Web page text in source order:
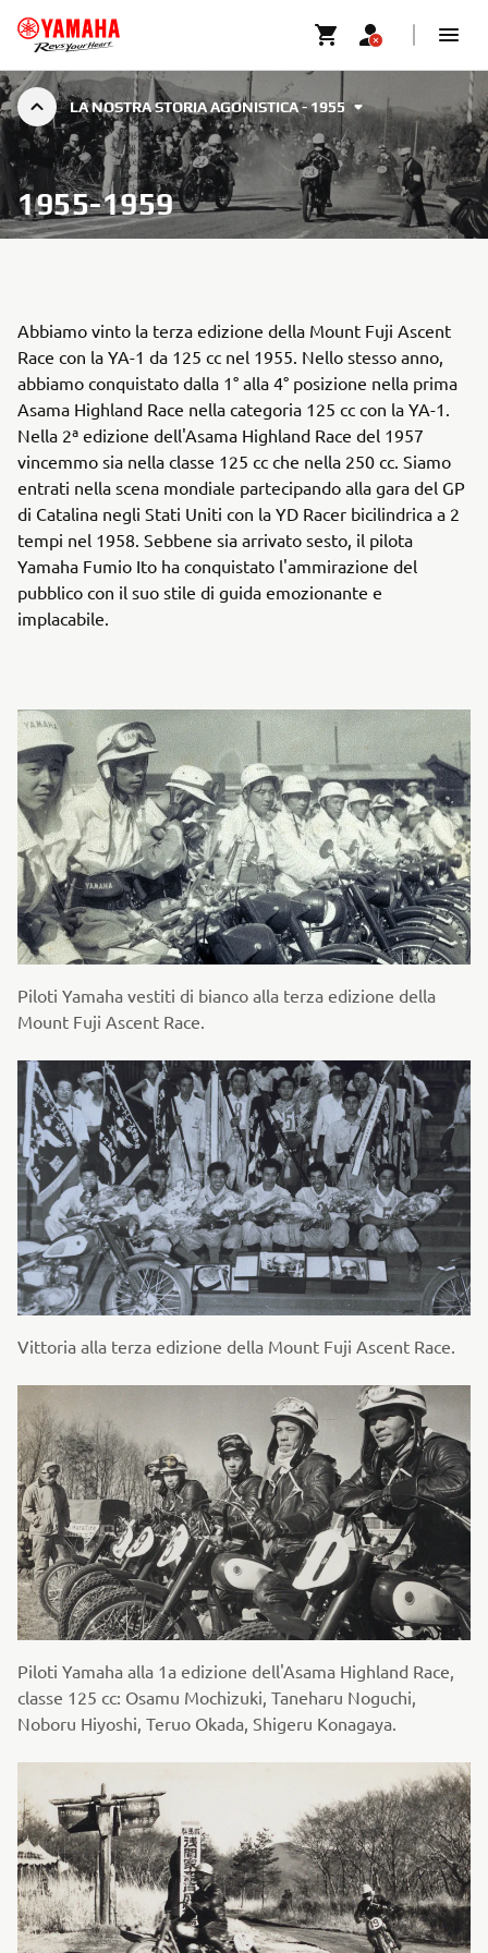
LA NOSTRA STORIA AGONISTICA - 1955
1955-1959
Abbiamo vinto la terza edizione della Mount Fuji Ascent
Race con la YA-1 da 125 cc nel 1955. Nello stesso anno,
abbiamo conquistato dalla 1° alla 4° posizione nella prima
Asama Highland Race nella categoria 125 cc con la YA-1.
Nella 2ª edizione dell'Asama Highland Race del 1957
vincemmo sia nella classe 125 cc che nella 250 cc. Siamo
entrati nella scena mondiale partecipando alla gara del GP
di Catalina negli Stati Uniti con la YD Racer bicilindrica a 2
tempi nel 1958. Sebbene sia arrivato sesto, il pilota
Yamaha Fumio Ito ha conquistato l'ammirazione del
pubblico con il suo stile di guida emozionante e
implacabile.
Piloti Yamaha vestiti di bianco alla terza edizione della
Mount Fuji Ascent Race.
Vittoria alla terza edizione della Mount Fuji Ascent Race.
Piloti Yamaha alla 1a edizione dell'Asama Highland Race,
classe 125 cc: Osamu Mochizuki, Taneharu Noguchi,
Noboru Hiyoshi, Teruo Okada, Shigeru Konagaya.